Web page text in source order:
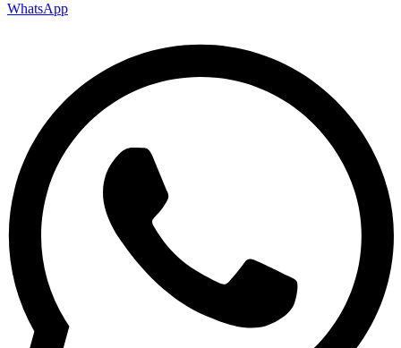
WhatsApp